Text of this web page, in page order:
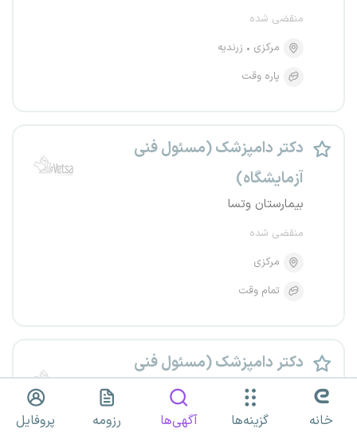
منقضی شده
مرکزی
زرندیه
پاره وقت
دکتر دامپزشک (مسئول فنی
آزمایشگاه)
بیمارستان وتسا
منقضی شده
مرکزی
تمام وقت
دکتر دامپزشک (مسئول فنی
آزمایشگاه)
بیمارستان وتسا خانه گزینه‌ها آگهی‌ها رزومه پروفایل